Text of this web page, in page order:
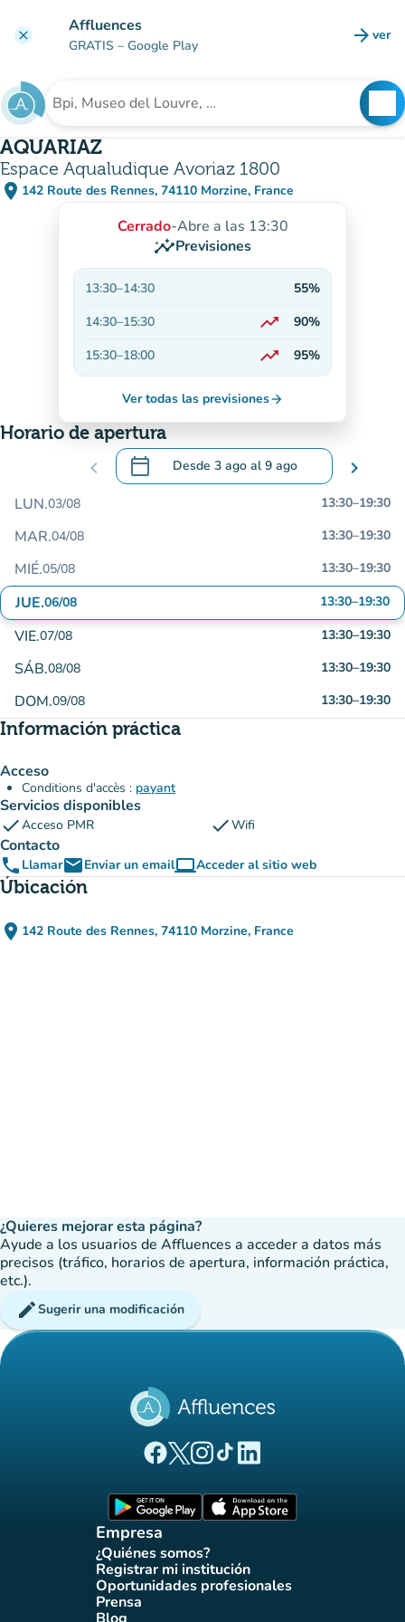
clear Affluences
GRATIS – Google Play arrow_forward ver
Buscar un establecimiento
AQUARIAZ
Espace Aqualudique Avoriaz 1800
place 142 Route des Rennes, 74110 Morzine, France
(abrir en Google Maps)
(nueva pestaña)
Cerrado-Abre a las 13:30
insightsPrevisiones
13:30–14:30
55%
14:30–15:30 trending_up
90%
15:30–18:00 trending_up
En aumento
95%
Ver todas las previsionesarrow_forward
Horario de apertura
chevron_left calendar_today Desde 3 ago al9 ago
.Abra el calendario para cambiar las
chevron_right
LUN.03/08 13:30–19:30
MAR.04/08 13:30–19:30
MIÉ.05/08 13:30–19:30
JUE.06/08 13:30–19:30
VIE.07/08 13:30–19:30
SÁB.08/08 13:30–19:30
DOM.09/08 13:30–19:30
Información práctica
Acceso
Conditions d'accès : payant
Servicios disponibles
checkAcceso PMR checkWifi
Contacto
phone LlamaremailEnviar un emailcomputerAcceder al sitio web
(nueva pestaña)
Úbicación
place 142 Route des Rennes, 74110 Morzine, France
(abrir en Google Maps)
(nueva pestaña)
¿Quieres mejorar esta página?
Ayude a los usuarios de Affluences a acceder a datos más
precisos (tráfico, horarios de apertura, información práctica,
etc.).
editSugerir una modificación
(nueva pestaña)
(nueva pestaña)
(nueva pestaña)
(nueva pestaña)
(nueva pestaña)
Empresa
¿Quiénes somos?
(nueva pestaña)
Registrar mi institución
(nueva pestaña)
Oportunidades profesionales
(nueva pestaña)
Prensa(nueva pestaña)